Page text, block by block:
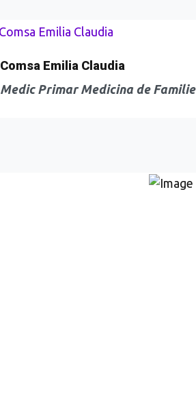
Comsa Emilia Claudia
Medic Primar Medicina de Familie